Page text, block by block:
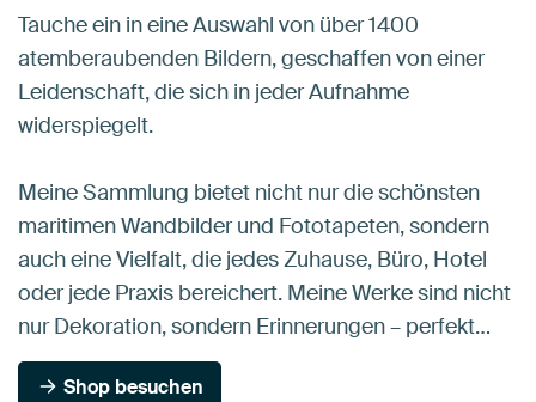
Tauche ein in eine Auswahl von über 1400
atemberaubenden Bildern, geschaffen von einer
Leidenschaft, die sich in jeder Aufnahme
widerspiegelt.
Meine Sammlung bietet nicht nur die schönsten
maritimen Wandbilder und Fototapeten, sondern
auch eine Vielfalt, die jedes Zuhause, Büro, Hotel
oder jede Praxis bereichert. Meine Werke sind nicht
nur Dekoration, sondern Erinnerungen – perfekt…
Shop besuchen